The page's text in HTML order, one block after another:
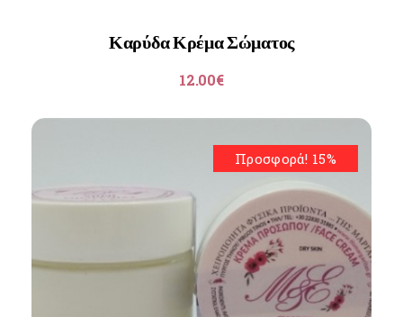
Καρύδα Κρέμα Σώματος
12.00€
Προσφορά! 15%